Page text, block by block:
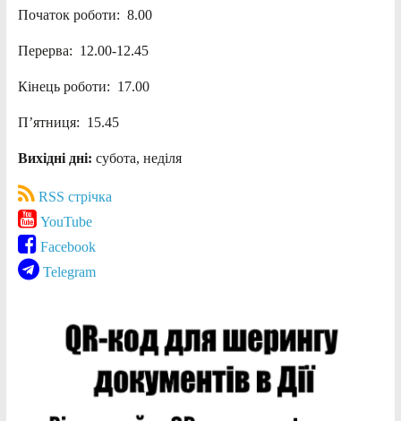
Початок роботи: 8.00
Перерва: 12.00-12.45
Кінець роботи: 17.00
П’ятниця: 15.45
Вихідні дні: субота, неділя
RSS стрічка
YouTube
Facebook
Telegram